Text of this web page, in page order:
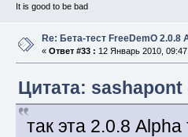
It is good to be bad
Re: Бета-тест FreeDemO 2.0.8
« Ответ #33 : 12 Январь 2010,
Цитата: sashapont
так эта 2.0.8